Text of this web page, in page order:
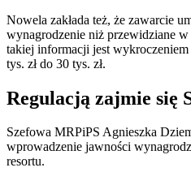
Nowela zakłada też, że zawarcie
wynagrodzenie niż przewidziane w
takiej informacji jest
tys. zł do 30 tys. zł.
Regulacją zajmie się
Szefowa MRPiPS Agnieszka
wprowadzenie jawności
resortu.